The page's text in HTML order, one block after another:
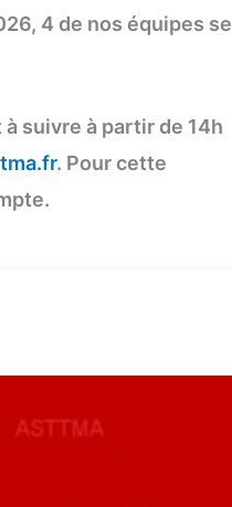
4 de nos équipes se
à suivre à partir de 14h
. Pour cette